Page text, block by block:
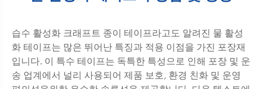
습수 활성화 크래프트 종이 테이프라고도 알려진 물 활성
화 테이프는 많은 뛰어난 특징과 적용 이점을 가진 포장재
입니다. 이 특수 테이프는 독특한 특성으로 인해 포장 및 운
송 업계에서 널리 사용되어 제품 보호, 환경 친화 및 운영